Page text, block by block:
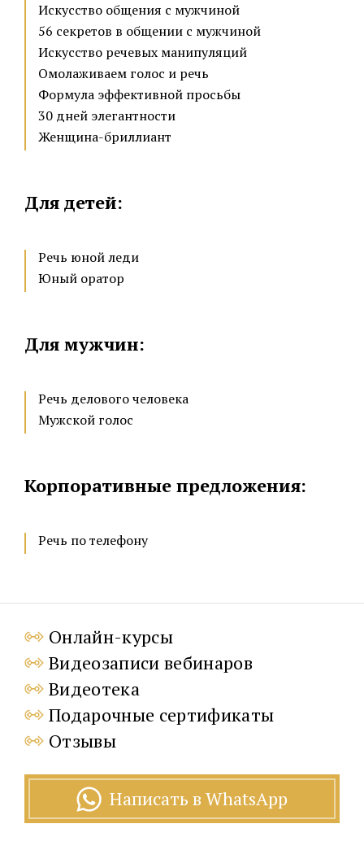
Искусство общения с мужчиной
56 секретов в общении с мужчиной
Искусство речевых манипуляций
Омолаживаем голос и речь
Формула эффективной просьбы
30 дней элегантности
Женщина-бриллиант
Для детей:
Речь юной леди
Юный оратор
Для мужчин:
Речь делового человека
Мужской голос
Корпоративные предложения:
Речь по телефону
Онлайн-курсы
Видеозаписи вебинаров
Видеотека
Подарочные сертификаты
Отзывы
Написать в WhatsApp